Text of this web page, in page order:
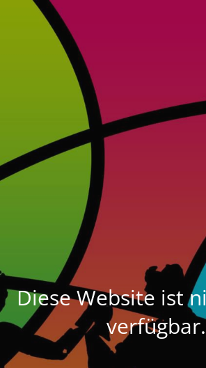
Diese Website ist
verfügbar.